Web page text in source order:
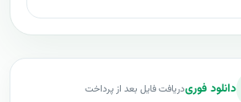
دانلود فوریدریافت فایل بعد از پرداخت